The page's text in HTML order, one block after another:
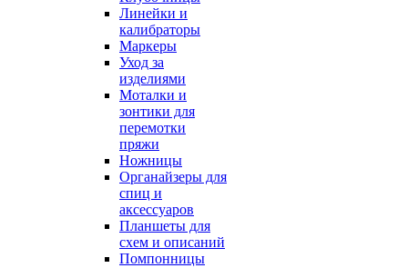
Линейки и
калибраторы
Маркеры
Уход за
изделиями
Моталки и
зонтики для
перемотки
пряжи
Ножницы
Органайзеры для
спиц и
аксессуаров
Планшеты для
схем и описаний
Помпонницы